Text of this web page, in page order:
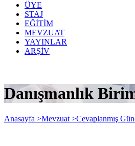
ÜYE
STAJ
EĞİTİM
MEVZUAT
YAYINLAR
ARŞİV
Danışmanlık
Anasayfa >Mevzuat >Cevaplanmış